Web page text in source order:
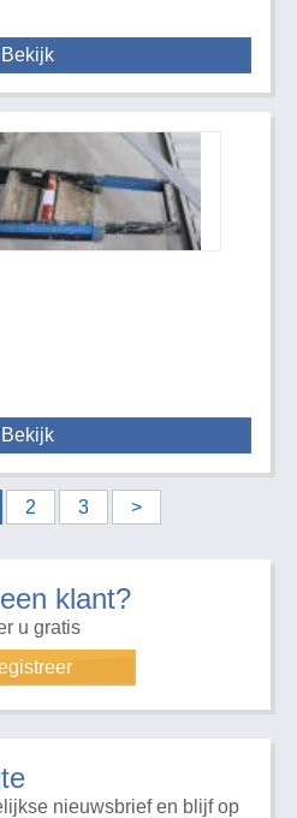
Bekijk
Bekijk
2 3 >
klant?
u gratis
nieuwsbrief en blijf op